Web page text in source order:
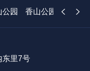
公园 香山公园 国家植
东里7号